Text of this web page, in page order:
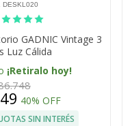
DESKL020
GADNIC Vintage 3
Luz Cálida
¡Retiralo hoy!
40% OFF
SIN INTERÉS